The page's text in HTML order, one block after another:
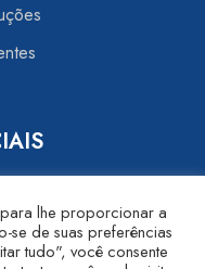
lhe proporcionar a
se de suas preferências
tudo", você consente